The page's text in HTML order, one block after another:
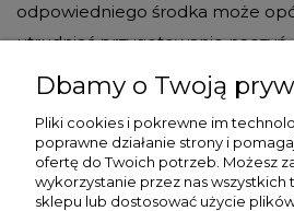
odpowiedniego środka może
utrudniać przygotowanie naczyń
wpływać na organizację całego
Na co uważać przy wyborze
Najczęstszym błędem jest
do każdego typu zmywania.
Dbamy o Twoją
Pliki cookies i pokrewne im
poprawne działanie strony i
ofertę do Twoich potrzeb. Możesz
wykorzystanie przez nas wszystkich
sklepu lub dostosować użycie